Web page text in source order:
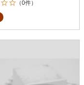
（0件）